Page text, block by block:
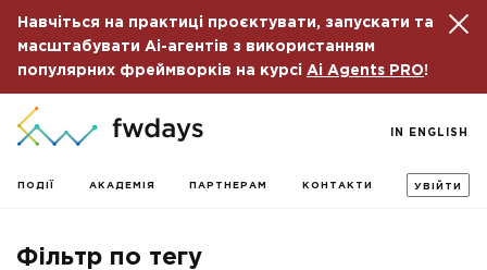
Навчіться на практиці проєктувати, запускати та
масштабувати Ai-агентів з використанням
популярних фреймворків на курсі Ai Agents PRO!
ПОДІЇ АКАДЕМІЯ ПАРТНЕРАМ КОНТАКТИ УВІЙТИ
IN ENGLISH
Фільтр по тегу